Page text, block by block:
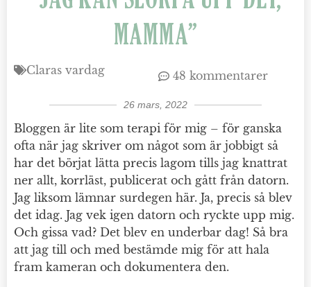
MAMMA”
Claras vardag 48 kommentarer
26 mars, 2022
Bloggen är lite som terapi för mig – för ganska
ofta när jag skriver om något som är jobbigt så
har det börjat lätta precis lagom tills jag knattrat
ner allt, korrläst, publicerat och gått från datorn.
Jag liksom lämnar surdegen här. Ja, precis så blev
det idag. Jag vek igen datorn och ryckte upp mig.
Och gissa vad? Det blev en underbar dag! Så bra
att jag till och med bestämde mig för att hala
fram kameran och dokumentera den.